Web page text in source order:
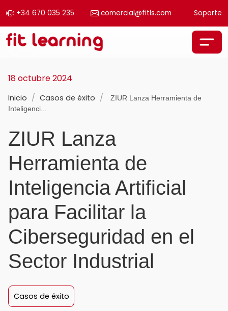
+34 670 035 235 comercial@fitls.com Soporte
Saltar al contenido
Navegación principal
18 octubre 2024
Inicio / Casos de éxito /
ZIUR Lanza Herramienta de
Inteligenci...
ZIUR Lanza
Herramienta de
Inteligencia Artificial
para Facilitar la
Ciberseguridad en el
Sector Industrial
Casos de éxito